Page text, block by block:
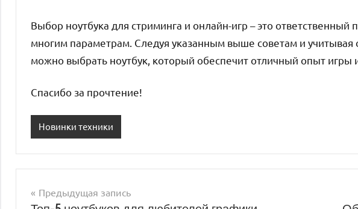
Выбор ноутбука для стриминга и онлайн-игр – это ответственный
многим параметрам. Следуя указанным выше советам и учитывая
можно выбрать ноутбук, который обеспечит отличный опыт игры
Спасибо за прочтение!
Новинки техники
Предыдущая запись